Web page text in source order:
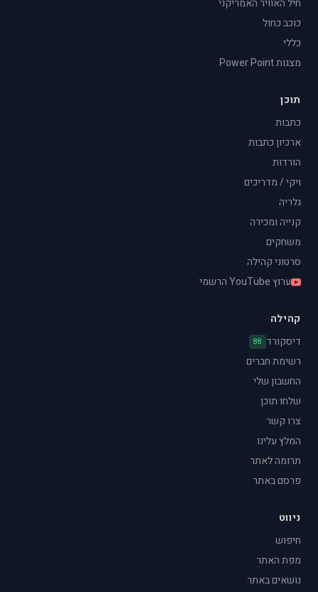
חיל האוויר האמריקני
כוכב כחול
כללי
מצגות Power Point
תוכן
כתבות
ארכיון כתבות
הורדות
ויקי / מדריכים
גלריה
קנייה ומכירה
משחקים
סרטוני קהילה
ערוץ YouTube הרשמי
קהילה
דיסקורד 88
רשימת חברים
החשבון שלי
שלחו תוכן
צרו קשר
המלץ עלינו
תרומה לאתר
פרסם באתר
ניווט
חיפוש
מפת האתר
נושאים באתר